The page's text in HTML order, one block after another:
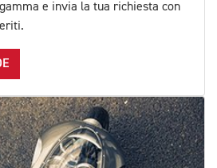
e invia la tua richiesta con